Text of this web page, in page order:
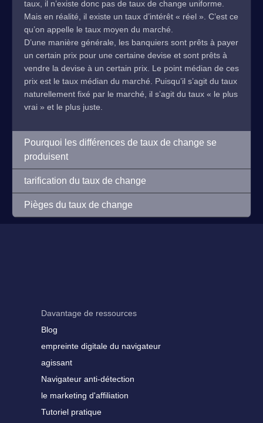
taux, il n’existe donc pas de taux de change uniforme.
Mais en réalité, il existe un taux d’intérêt « réel ». C’est ce
qu’on appelle le taux moyen du marché.
D’une manière générale, les banquiers sont prêts à payer
un certain prix pour une certaine devise et sont prêts à
vendre la devise à un certain prix. Le point médian de ces
prix est le taux médian du marché. Puisqu’il s’agit du taux
naturellement fixé par le marché, il s’agit du taux « le plus
vrai » et le plus juste.
Pourquoi les différences de taux de change se
produisent
tarification du taux de change
Pièges du taux de change
Davantage de ressources
Blog
empreinte digitale du navigateur
agissant
Navigateur anti-détection
le marketing d'affiliation
Tutoriel pratique